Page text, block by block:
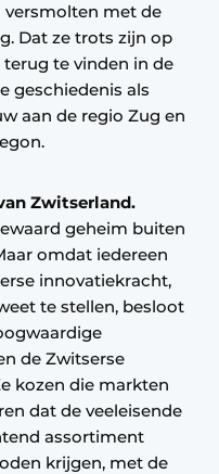
versmolten met de
Dat ze trots zijn op
te vinden in de
geschiedenis als
aan de regio Zug en
Zwitserland.
geheim buiten
omdat iedereen
innovatiekracht,
te stellen, besloot
de Zwitserse
kozen die markten
dat de veeleisende
assortiment
krijgen, met de